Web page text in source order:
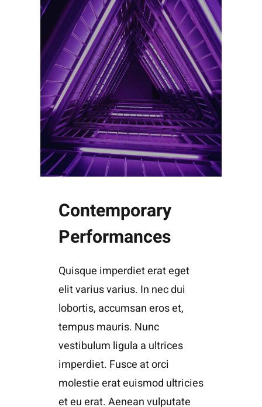
Contemporary
Performances
Quisque imperdiet erat eget
elit varius varius. In nec dui
lobortis, accumsan eros et,
tempus mauris. Nunc
vestibulum ligula a ultrices
imperdiet. Fusce at orci
molestie erat euismod ultricies
et eu erat. Aenean vulputate